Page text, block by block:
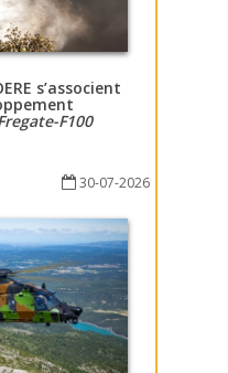
s’associent
F100
30-07-2026